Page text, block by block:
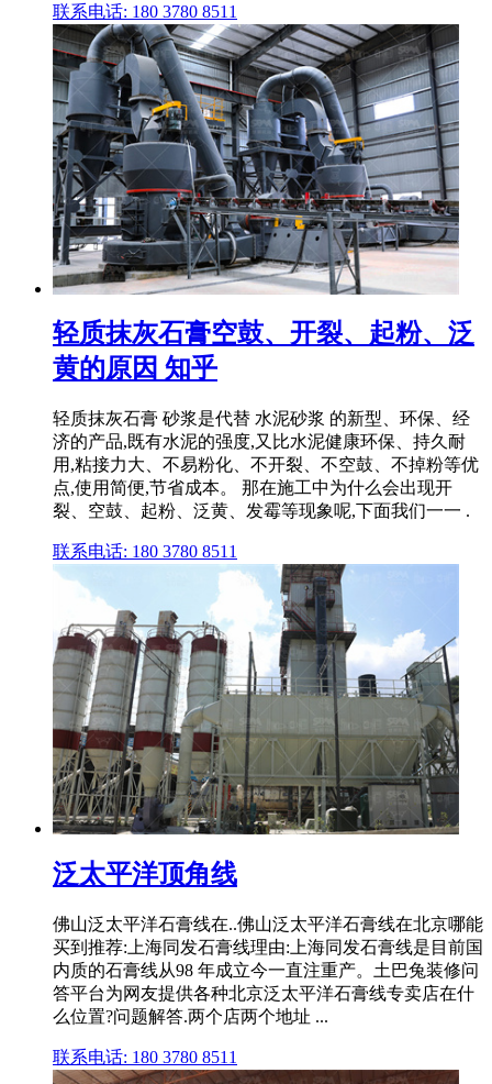
联系电话: 180 3780 8511
轻质抹灰石膏空鼓、开裂、起粉、泛
黄的原因 知乎
轻质抹灰石膏 砂浆是代替 水泥砂浆 的新型、环保、经
济的产品,既有水泥的强度,又比水泥健康环保、持久耐
用,粘接力大、不易粉化、不开裂、不空鼓、不掉粉等优
点,使用简便,节省成本。 那在施工中为什么会出现开
裂、空鼓、起粉、泛黄、发霉等现象呢,下面我们一一 .
联系电话: 180 3780 8511
泛太平洋顶角线
佛山泛太平洋石膏线在..佛山泛太平洋石膏线在北京哪能
买到推荐:上海同发石膏线理由:上海同发石膏线是目前国
内质的石膏线从98 年成立今一直注重产。土巴兔装修问
答平台为网友提供各种北京泛太平洋石膏线专卖店在什
么位置?问题解答.两个店两个地址 ...
联系电话: 180 3780 8511